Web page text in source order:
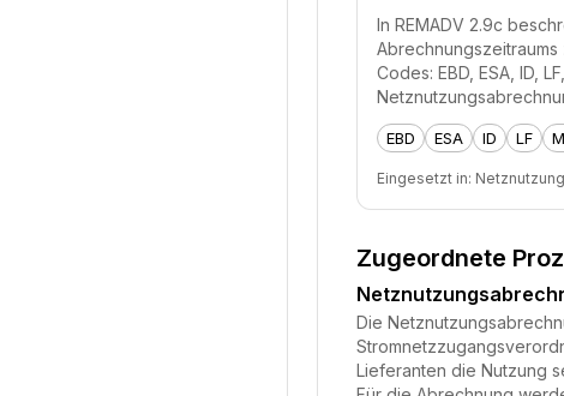
In REMADV 2.9c
Codes: EBD, ESA, ID,
EBD ESA ID LF
Eingesetzt in:
Zugeordnete
Die
Lieferanten die Nutzung